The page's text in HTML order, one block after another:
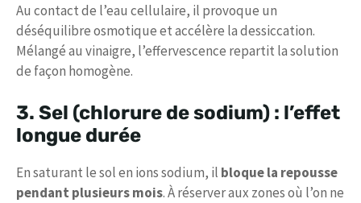
Au contact de l’eau cellulaire, il provoque un
déséquilibre osmotique et accélère la dessiccation.
Mélangé au vinaigre, l’effervescence repartit la solution
de façon homogène.
3. Sel (chlorure de sodium) : l’effet
longue durée
En saturant le sol en ions sodium, il bloque la repousse
pendant plusieurs mois. À réserver aux zones où l’on ne